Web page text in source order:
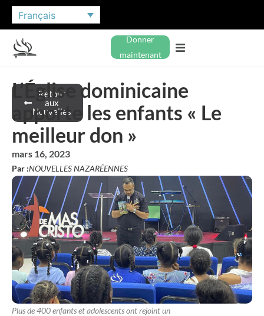
Français
Donner
maintenant
Retour
aux
Nouvelles
L’Église dominicaine
apporte les enfants « Le
meilleur don »
mars 16, 2023
Par :NOUVELLES NAZARÉENNES
Plus de 400 enfants et adolescents ont rejoint un